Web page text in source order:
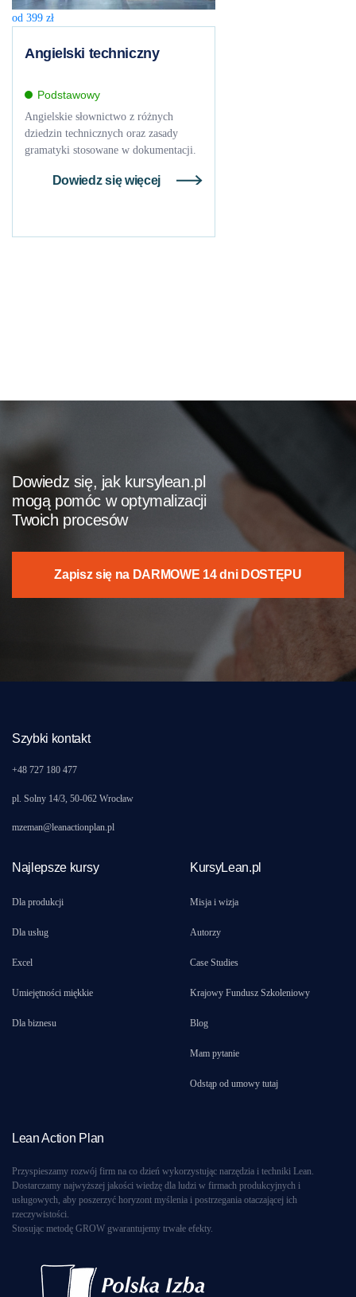
od 399 zł
Angielski techniczny
Podstawowy
Angielskie słownictwo z różnych
dziedzin technicznych oraz zasady
gramatyki stosowane w dokumentacji.
Dowiedz się więcej
Dowiedz się, jak kursylean.pl
mogą pomóc w optymalizacji
Twoich procesów
Zapisz się na DARMOWE 14 dni DOSTĘPU
Szybki kontakt
+48 727 180 477
pl. Solny 14/3, 50-062 Wrocław
mzeman@leanactionplan.pl
Najlepsze kursy
Dla produkcji
Dla usług
Excel
Umiejętności miękkie
Dla biznesu
KursyLean.pl
Misja i wizja
Autorzy
Case Studies
Krajowy Fundusz Szkoleniowy
Blog
Mam pytanie
Odstąp od umowy tutaj
Lean Action Plan
Przyspieszamy rozwój firm na co dzień wykorzystując narzędzia i techniki Lean.
Dostarczamy najwyższej jakości wiedzę dla ludzi w firmach produkcyjnych i
usługowych, aby poszerzyć horyzont myślenia i postrzegania otaczającej ich
rzeczywistości.
Stosując metodę GROW gwarantujemy trwałe efekty.